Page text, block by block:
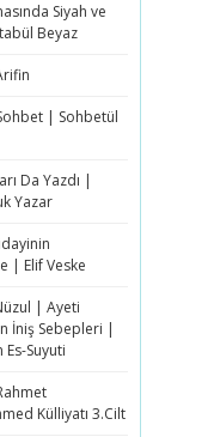
Siyah ve
Beyaz
| Sohbetül
Da Yazdı |
Yazar
| Elif Veske
| Ayeti
İniş Sebepleri |
Suyuti
Külliyatı 3.Cilt